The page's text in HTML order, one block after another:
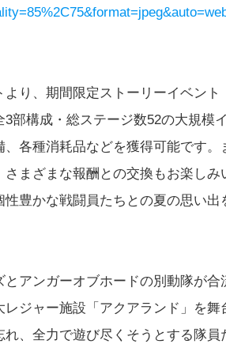
より、期間限定ストーリーイベン
3部構成・総ステージ数52の大規模
、各種消耗品などを獲得可能です
さまざまな報酬との交換もお楽しみ
性豊かな戦闘員たちとの夏の思い
とアンガーオブホードの別動隊が
レジャー施設「アクアランド」を
れ、全力で遊び尽くそうとする隊